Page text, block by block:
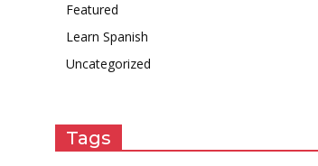
Featured
Learn Spanish
Uncategorized
Tags